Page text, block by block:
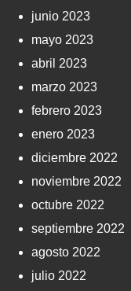
junio 2023
mayo 2023
abril 2023
marzo 2023
febrero 2023
enero 2023
diciembre 2022
noviembre 2022
octubre 2022
septiembre 2022
agosto 2022
julio 2022